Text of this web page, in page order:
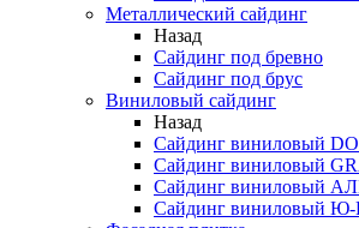
Металлический сайдинг
Назад
Сайдинг под бревно
Сайдинг под брус
Виниловый сайдинг
Назад
Сайдинг виниловый
Сайдинг виниловый
Сайдинг виниловый
Сайдинг виниловый